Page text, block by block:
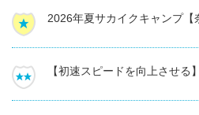
2026年夏サカイクキャンプ【
【初速スピードを向上させる